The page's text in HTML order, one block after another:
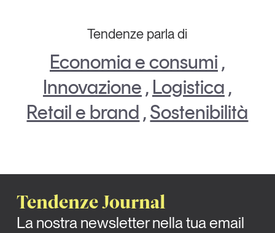
Tendenze parla di
Economia e consumi ,
Innovazione , Logistica ,
Retail e brand ,Sostenibilità
Tendenze Journal
La nostra newsletter nella tua email